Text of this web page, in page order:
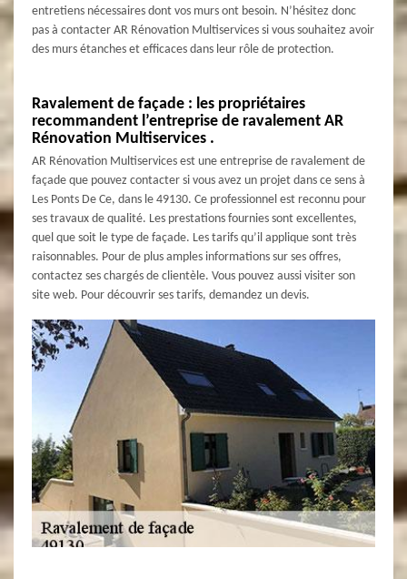
entretiens nécessaires dont vos murs ont besoin. N’hésitez donc
pas à contacter AR Rénovation Multiservices si vous souhaitez avoir
des murs étanches et efficaces dans leur rôle de protection.
Ravalement de façade : les propriétaires
recommandent l’entreprise de ravalement AR
Rénovation Multiservices .
AR Rénovation Multiservices est une entreprise de ravalement de
façade que pouvez contacter si vous avez un projet dans ce sens à
Les Ponts De Ce, dans le 49130. Ce professionnel est reconnu pour
ses travaux de qualité. Les prestations fournies sont excellentes,
quel que soit le type de façade. Les tarifs qu’il applique sont très
raisonnables. Pour de plus amples informations sur ses offres,
contactez ses chargés de clientèle. Vous pouvez aussi visiter son
site web. Pour découvrir ses tarifs, demandez un devis.